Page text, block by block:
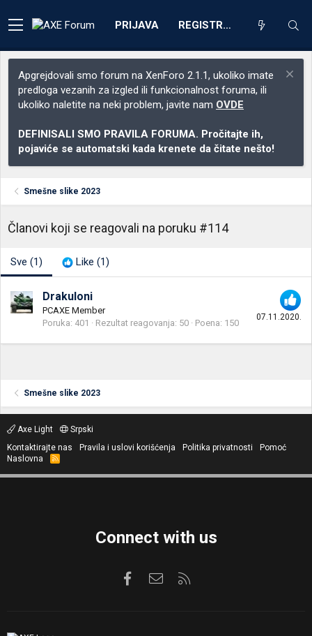
PRIJAVA REGISTRACIJA
Apgrejdovali smo forum na XenForo 2.1.1, ukoliko imate
predloga vezanih za izgled ili funkcionalnost foruma, ili
ukoliko naletite na neki problem, javite nam OVDE
DEFINISALI SMO PRAVILA FORUMA. Pročitajte ih,
pojaviće se automatski kada krenete da čitate nešto!
Smešne slike 2023
Članovi koji se reagovali na poruku #114
Sve (1) Like (1)
07.11.2020.
Drakuloni
PCAXE Member
Poruka 401 Rezultat reagovanja 50 Poena 150
Smešne slike 2023
Axe Light
Srpski
Kontaktirajte nas
Pravila i uslovi korišćenja Politika privatnosti
Pomoć
Naslovna
R
S
Connect with us
FacebookKontaktirajte nas